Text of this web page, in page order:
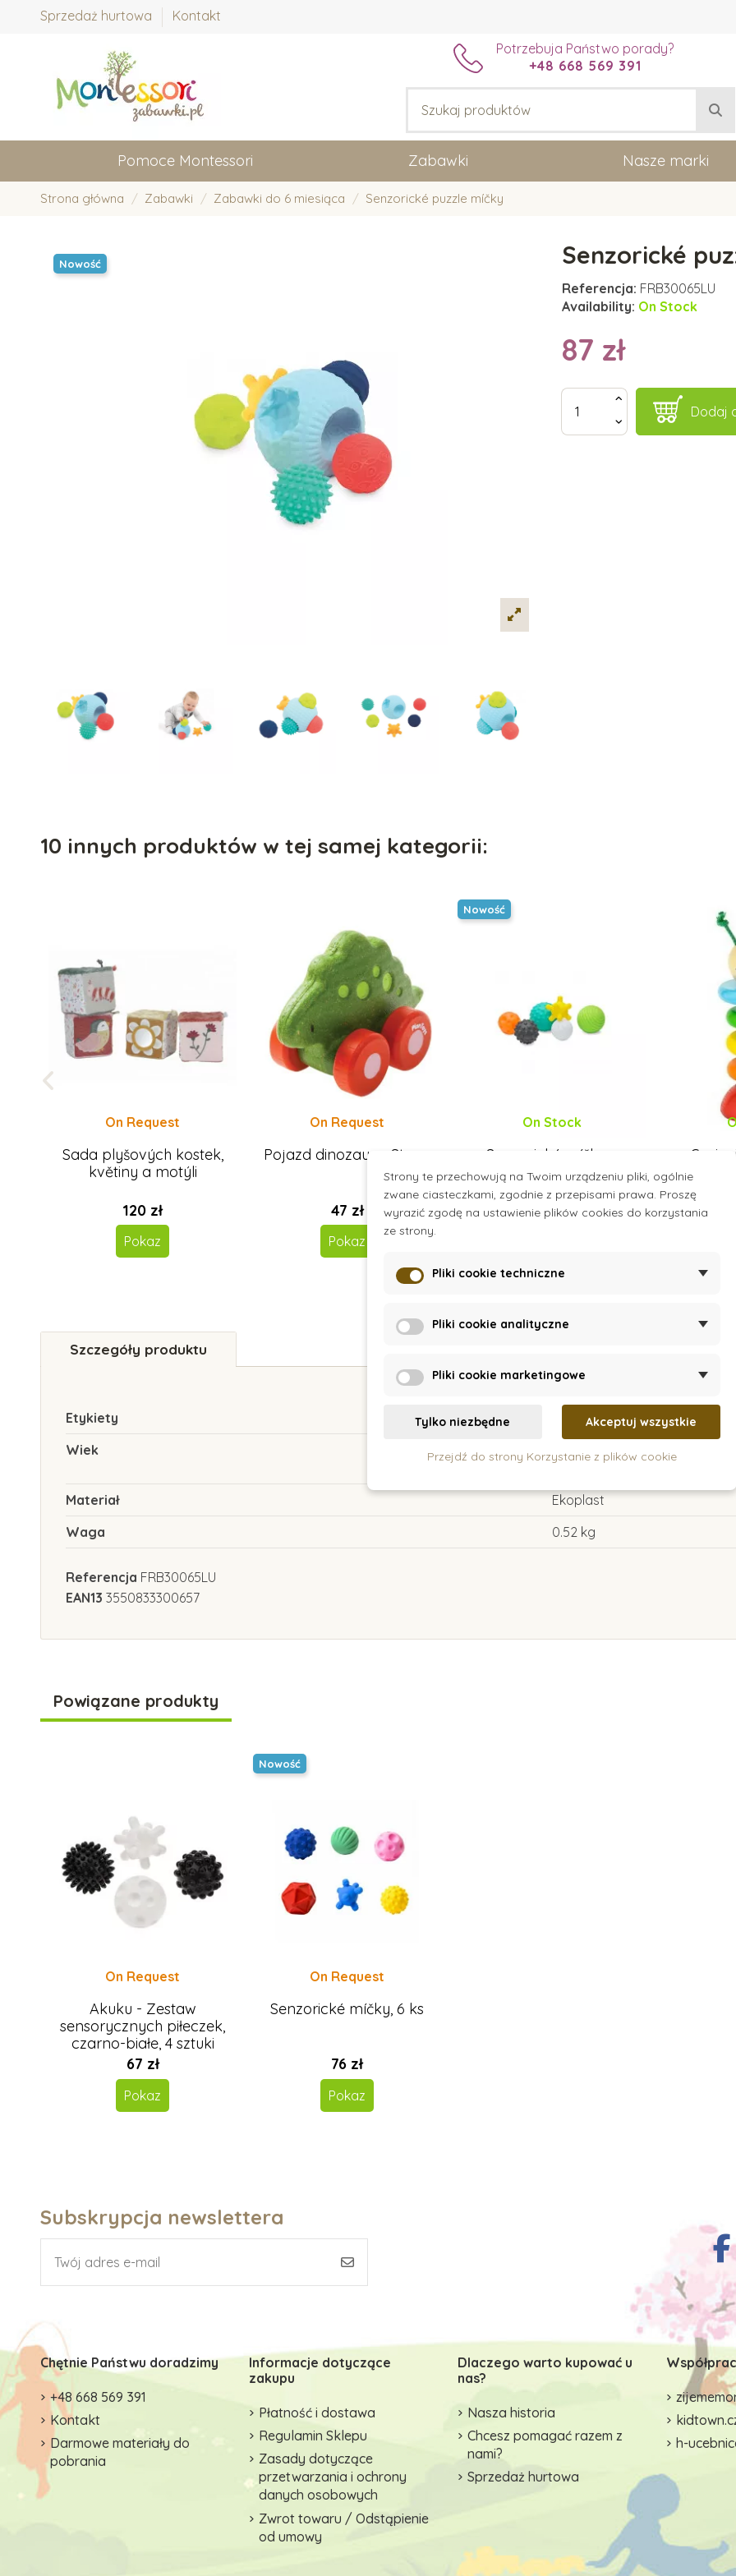
Sprzedaż hurtowa Kontakt
Potrzebuja Państwo porady?
+48 668 569 391
Pomoce Montessori Zabawki Nasze marki
Strona główna Zabawki Zabawki do 6 miesiąca Senzorické puzzle míčky
Nowość Senzorické
Referencja: FRB30065LU
Availability: On Stock
87 zł
Dodaj
10 innych produktów w tej samej kategorii:
On Request
Sada plyšových kostek,
květiny a motýli
120 zł
Pokaz
On Request
Pojazd dinozaur – Stego
47 zł
Pokaz
Nowość
On Stock
Senzorické míčky s
texturami, 6 ks
60 zł
Szczegóły produktu
Etykiety
Nowość
Wiek
1 - 2 lata
6 m - 1 rok
Materiał
Ekoplast
Waga
0.52 kg
Referencja FRB30065LU
EAN13 3550833300657
Powiązane produkty
On Request
Akuku - Zestaw
sensorycznych piłeczek,
czarno-białe, 4 sztuki
67 zł
Pokaz
Nowość
On Request
Senzorické míčky, 6 ks
76 zł
Pokaz
Subskrypcja newslettera
Chętnie Państwu doradzimy
+48 668 569 391
Kontakt
Darmowe materiały do
pobrania
Informacje dotyczące
zakupu
Płatność i dostawa
Regulamin Sklepu
Zasady dotyczące
przetwarzania i ochrony
danych osobowych
Zwrot towaru / Odstąpienie
od umowy
Dlaczego warto kupować u
nas?
Nasza historia
Chcesz pomagać razem z
nami?
Sprzedaż hurtowa
h-
Strony te przechowują na Twoim urządzeniu pliki, ogólnie
zwane ciasteczkami, zgodnie z przepisami prawa. Proszę
wyrazić zgodę na ustawienie plików cookies do korzystania
ze strony.
Pliki cookie techniczne
Pliki cookie analityczne
Pliki cookie marketingowe
Tylko niezbędne Akceptuj wszystkie
Przejdź do strony Korzystanie z plików cookie